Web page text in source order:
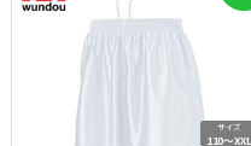
サイズ
110〜XXL